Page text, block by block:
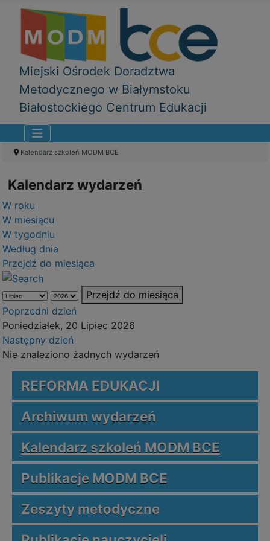
Miejski Ośrodek Doradztwa
Metodycznego w Białymstoku
Białostockiego Centrum Edukacji
Kalendarz szkoleń MODM BCE
Kalendarz wydarzeń
W roku
W miesiącu
W tygodniu
Według dnia
Przejdź do miesiąca
Przejdź do miesiąca
Poprzedni dzień
Poniedziałek, 20 Lipiec 2026
Następny dzień
Nie znaleziono żadnych wydarzeń
REFORMA EDUKACJI
Archiwum wydarzeń
Kalendarz szkoleń MODM BCE
Publikacje MODM BCE
Zeszyty metodyczne